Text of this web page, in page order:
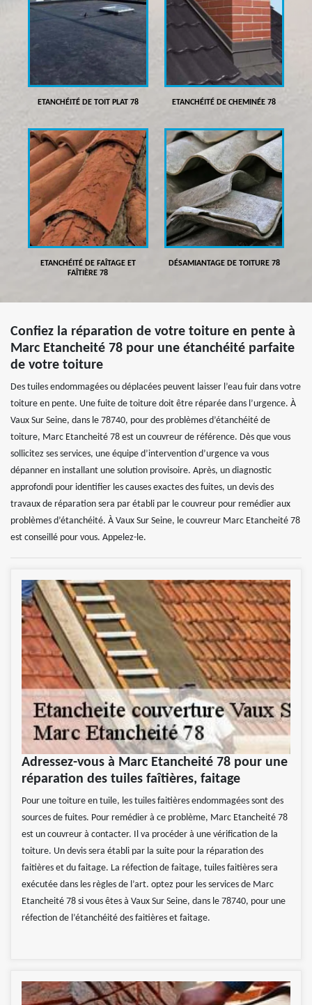
ETANCHÉITÉ DE TOIT PLAT 78 ETANCHÉITÉ DE CHEMINÉE 78
ETANCHÉITÉ DE FAÎTAGE ET
FAÎTIÈRE 78
DÉSAMIANTAGE DE TOITURE 78
Confiez la réparation de votre toiture en pente à
Marc Etancheité 78 pour une étanchéité parfaite
de votre toiture
Des tuiles endommagées ou déplacées peuvent laisser l’eau fuir dans votre
toiture en pente. Une fuite de toiture doit être réparée dans l’urgence. À
Vaux Sur Seine, dans le 78740, pour des problèmes d’étanchéité de
toiture, Marc Etancheité 78 est un couvreur de référence. Dès que vous
sollicitez ses services, une équipe d’intervention d’urgence va vous
dépanner en installant une solution provisoire. Après, un diagnostic
approfondi pour identifier les causes exactes des fuites, un devis des
travaux de réparation sera par établi par le couvreur pour remédier aux
problèmes d’étanchéité. À Vaux Sur Seine, le couvreur Marc Etancheité 78
est conseillé pour vous. Appelez-le.
Adressez-vous à Marc Etancheité 78 pour une
réparation des tuiles faîtières, faitage
Pour une toiture en tuile, les tuiles faitières endommagées sont des
sources de fuites. Pour remédier à ce problème, Marc Etancheité 78
est un couvreur à contacter. Il va procéder à une vérification de la
toiture. Un devis sera établi par la suite pour la réparation des
faitières et du faitage. La réfection de faitage, tuiles faitières sera
exécutée dans les règles de l’art. optez pour les services de Marc
Etancheité 78 si vous êtes à Vaux Sur Seine, dans le 78740, pour une
réfection de l’étanchéité des faitières et faitage.